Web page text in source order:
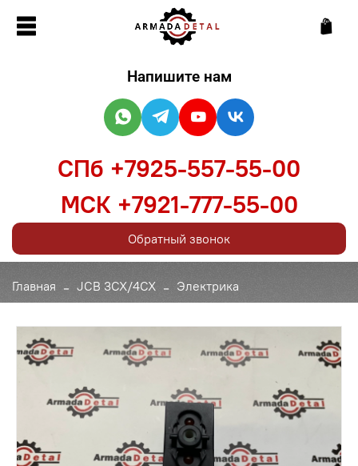
Главная JCB 3CX/4CX Электрика
Напишите нам
СПб +7925-557-55-00
МСК +7921-777-55-00
Обратный звонок